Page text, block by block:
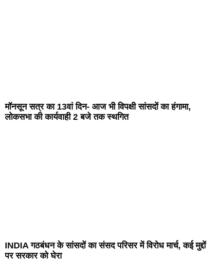
मॉनसून सत्र का 13वां दिन- आज भी विपक्षी सांसदों का हंगामा,
लोकसभा की कार्यवाही 2 बजे तक स्थगित
INDIA गठबंधन के सांसदों का संसद परिसर में विरोध मार्च, कई मुद्दों
पर सरकार को घेरा